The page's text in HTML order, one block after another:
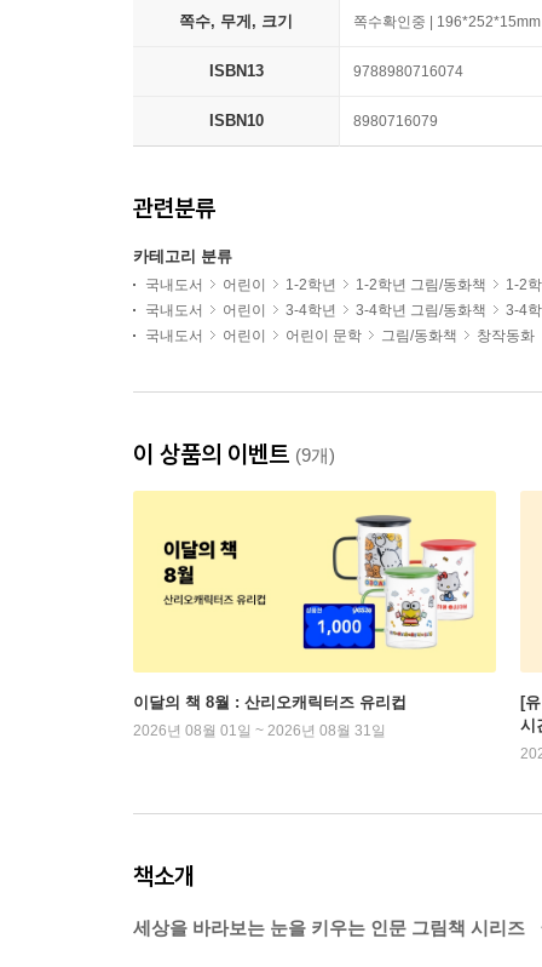
쪽수, 무게, 크기 쪽수확인중 | 196*252*15mm
ISBN13 9788980716074
ISBN10 8980716079
관련분류
카테고리 분류
국내도서 어린이 1-2학년 1-2학년 그림/동화책
1-2
국내도서
어린이 3-4학년 3-4학년 그림/동화책
3-4
국내도서
어린이 어린이 문학 그림/동화책 창작동화
이 상품의 이벤트 (9개)
이달의 책 8월 : 산리오캐릭터즈 유리컵
2026년 08월 01일 ~ 2026년 08월 31일
[
시
책소개
세상을 바라보는 눈을 키우는 인문 그림책 시리즈